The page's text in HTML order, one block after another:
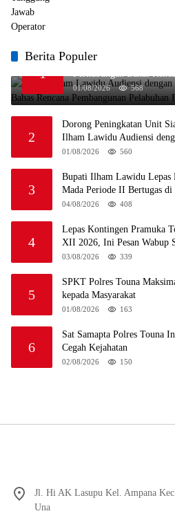
Berita Populer
1
Bupati Ilham Lawidu
Perhubungan Bahas
Ferry Lebiti
01/08/2026 568
2
Dorong Peningkatan Unit
Ilham Lawidu Audiensi
01/08/2026 560
3
Bupati Ilham Lawidu Lepas
Mada Periode II Bertugas di
04/08/2026 408
4
Lepas Kontingen Pramuka
XII 2026, Ini Pesan Wabup
03/08/2026 339
5
SPKT Polres Touna
kepada Masyarakat
01/08/2026 163
6
Sat Samapta Polres Touna
Cegah Kejahatan
02/08/2026 150
Jl. Hi AK Lasupu Kel. Ampana
Una